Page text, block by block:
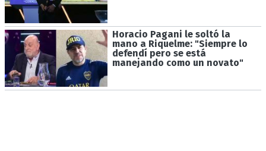
Horacio Pagani le soltó la
mano a Riquelme: "Siempre lo
defendí pero se está
manejando como un novato"